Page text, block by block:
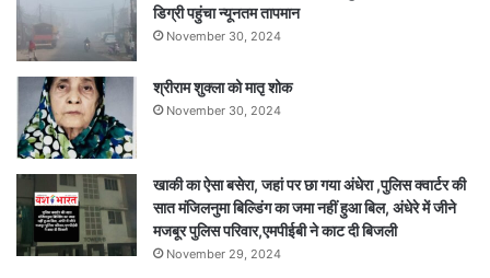
डिग्री पहुंचा न्यूनतम तापमान
November 30, 2024
श्रीराम शुक्ला को मातृ शोक
November 30, 2024
खाकी का ऐसा बसेरा, जहां पर छा गया अंधेरा ,पुलिस क्वार्टर की
सात मंजिलनुमा बिल्डिंग का जमा नहीं हुआ बिल, अंधेरे में जीने
मजबूर पुलिस परिवार,एमपीईबी ने काट दी बिजली
November 29, 2024